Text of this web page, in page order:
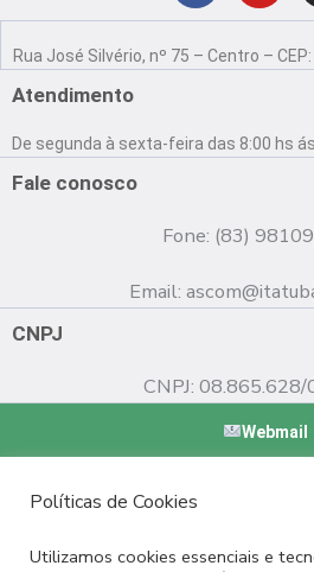
F
c
o
o
Y
u
b
e
Rua José Silvério, nº 75 – Centro –
Atendimento
De segunda à sexta-feira das 8:00 hs
Fale conosco
Fone: (83)
Email:
CNPJ
CNPJ:
Webmail
Políticas de Cookies
Utilizamos cookies essenciais e